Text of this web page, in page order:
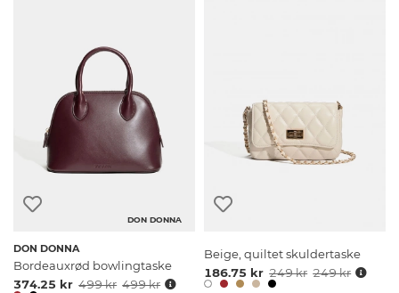
DON DONNA
DON DONNA
Bordeauxrød bowlingtaske
374.25 kr 499 kr 499 kr
Beige, quiltet skuldertaske
186.75 kr 249 kr 249 kr